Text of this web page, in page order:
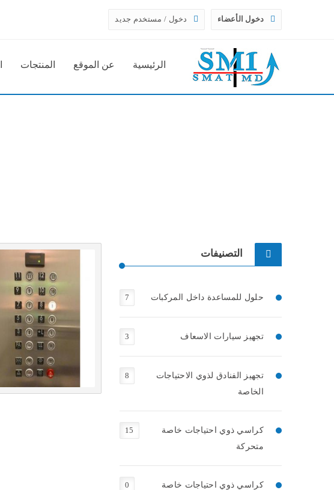
دخول الأعضاء دخول / مستخدم جديد
الرئيسية عن الموقع المنتجات
التصنيفات
حلول للمساعدة داخل المركبات 7
تجهيز سيارات الاسعاف 3
تجهيز الفنادق لذوي الاحتياجات
الخاصة
8
كراسي ذوي احتياجات خاصة
متحركة
15
كراسي ذوي احتياجات خاصة
0